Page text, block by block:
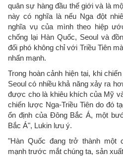
quân sự hàng đầu thế giới và là
này có nghĩa là nếu Nga đột
nghĩa vụ của mình theo hiệp
chống lại Hàn Quốc, Seoul và
đối phó không chỉ với Triều Tiên
nhấn mạnh.
Trong hoàn cảnh hiện tại, khi
Seoul có nhiều khả năng xảy ra
được cho là khiêu khích của Mỹ
chiến lược Nga-Triều Tiên do đó
ổn định của Đông Bắc Á, một
Bắc Á", Lukin lưu ý.
"Hàn Quốc đang trở thành một
mạnh trước mắt chúng ta, sản